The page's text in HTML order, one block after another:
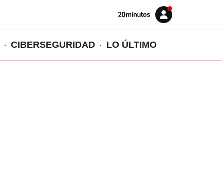
Volver
Iniciar
sesión
CIBERSEGURIDAD LO ÚLTIMO